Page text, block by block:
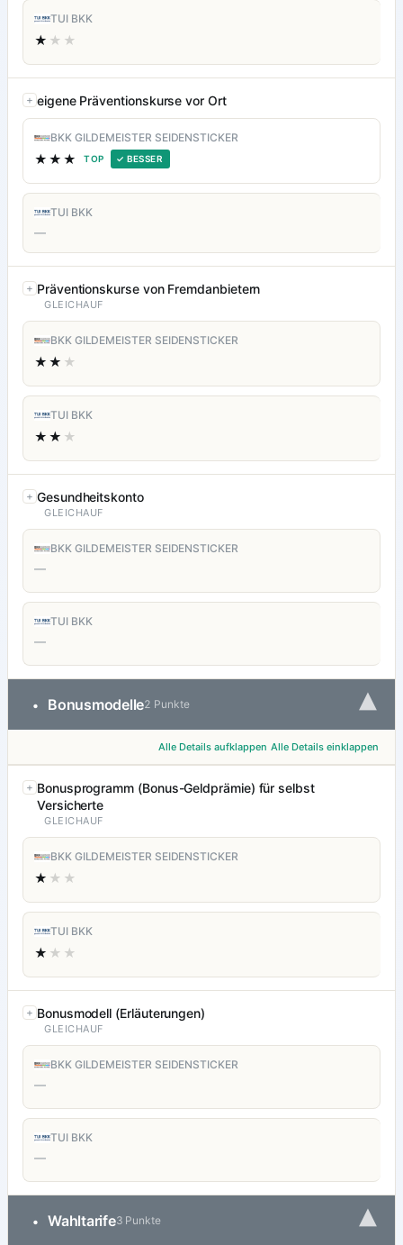
TUI BKK
★ ★★
eigene Präventionskurse vor Ort
BKK GILDEMEISTER SEIDENSTICKER
★★★ TOP ✓ BESSER
TUI BKK
—
Präventionskurse von Fremdanbietern
GLEICHAUF
BKK GILDEMEISTER SEIDENSTICKER
★★ ★
TUI BKK
★★ ★
Gesundheitskonto
GLEICHAUF
BKK GILDEMEISTER SEIDENSTICKER
—
TUI BKK
—
• Bonusmodelle2 Punkte ▾
Alle Details aufklappen Alle Details einklappen
Bonusprogramm (Bonus-Geldprämie) für selbst
Versicherte
GLEICHAUF
BKK GILDEMEISTER SEIDENSTICKER
★ ★★
TUI BKK
★ ★★
Bonusmodell (Erläuterungen)
GLEICHAUF
BKK GILDEMEISTER SEIDENSTICKER
—
TUI BKK
—
• Wahltarife3 Punkte ▾